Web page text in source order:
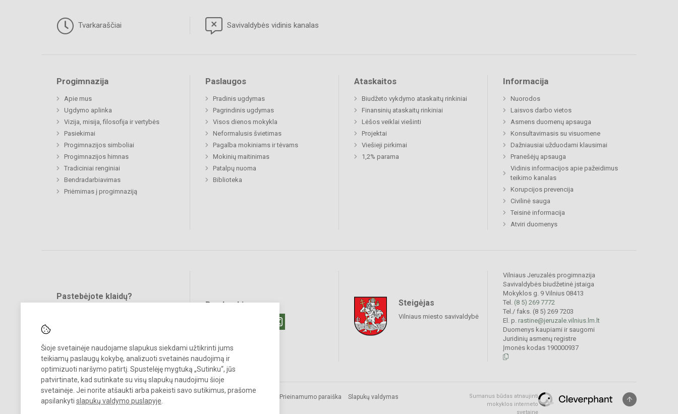
Šioje svetainėje naudojame slapukus siekdami užtikrinti jums
teikiamų paslaugų kokybę, analizuoti svetainės naudojimą ir
optimizuoti naršymo patirtį. Spustelėję mygtuką „Sutinku“, jūs
patvirtinate, kad sutinkate su visų slapukų naudojimu šioje
svetainėje. Jei norite atšaukti arba pakeisti savo sutikimus, prašome
apsilankyti slapukų valdymo puslapyje
Tvarkaraščiai Savivaldybės vidinis kanalas
Progimnazija
Apie mus
Ugdymo aplinka
Vizija, misija, filosofija ir vertybės
Pasiekimai
Progimnazijos simboliai
Progimnazijos himnas
Tradiciniai renginiai
Bendradarbiavimas
Priėmimas į progimnaziją
Paslaugos
Pradinis ugdymas
Pagrindinis ugdymas
Visos dienos mokykla
Neformalusis švietimas
Pagalba mokiniams ir tėvams
Mokinių maitinimas
Patalpų nuoma
Biblioteka
Ataskaitos
Biudžeto vykdymo ataskaitų rinkiniai
Finansinių ataskaitų rinkiniai
Lėšos veiklai viešinti
Projektai
Viešieji pirkimai
1,2% parama
Informacija
Nuorodos
Laisvos darbo vietos
Asmens duomenų apsauga
Konsultavimasis su visuomene
Dažniausiai užduodami klausimai
Pranešėjų apsauga
Vidinis informacijos apie pažeidimus
teikimo kanalas
Korupcijos prevencija
Civilinė sauga
Teisinė informacija
Atviri duomenys
Pastebėjote klaidų?
Bendraukime Steigėjas
Vilniaus miesto savivaldybė
Vilniaus Jeruzalės progimnazija
Savivaldybės biudžetinė įstaiga
Mokyklos g. 9 Vilnius 08413
Tel. (8 5) 269 7772
Tel./ faks. (8 5) 269 7203
El. p. rastine@jeruzale.vilnius.lm.lt
Duomenys kaupiami ir saugomi
Juridinių asmenų registre
Įmonės kodas 190000937
© 2024. Vilniaus Jeruzalės progimnazija. Visos teisės saugomos.
Kopijuoti turinį be raštiško gimnazijos sutikimo griežtai draudžiama.
Prieinamumo paraiška Slapukų valdymas
Sumanus būdas atnaujinti
mokyklos interneto
svetainę